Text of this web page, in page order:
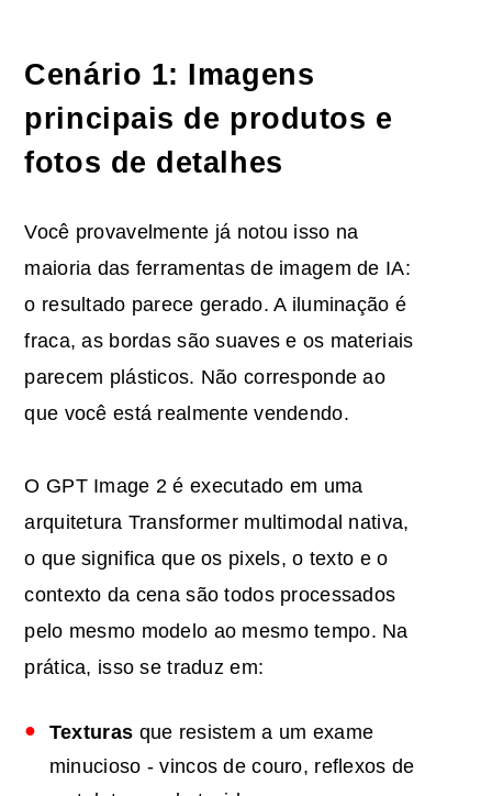
Cenário 1: Imagens
principais de produtos e
fotos de detalhes
Você provavelmente já notou isso na
maioria das ferramentas de imagem de IA:
o resultado parece gerado. A iluminação é
fraca, as bordas são suaves e os materiais
parecem plásticos. Não corresponde ao
que você está realmente vendendo.
O GPT Image 2 é executado em uma
arquitetura Transformer multimodal nativa,
o que significa que os pixels, o texto e o
contexto da cena são todos processados
pelo mesmo modelo ao mesmo tempo. Na
prática, isso se traduz em:
Texturas que resistem a um exame
minucioso - vincos de couro, reflexos de